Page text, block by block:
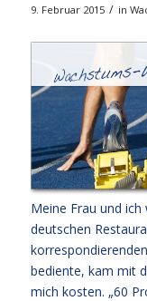
9. Februar 2015 / in
Meine Frau und
deutschen
bediente, kam mit
mich kosten. „60